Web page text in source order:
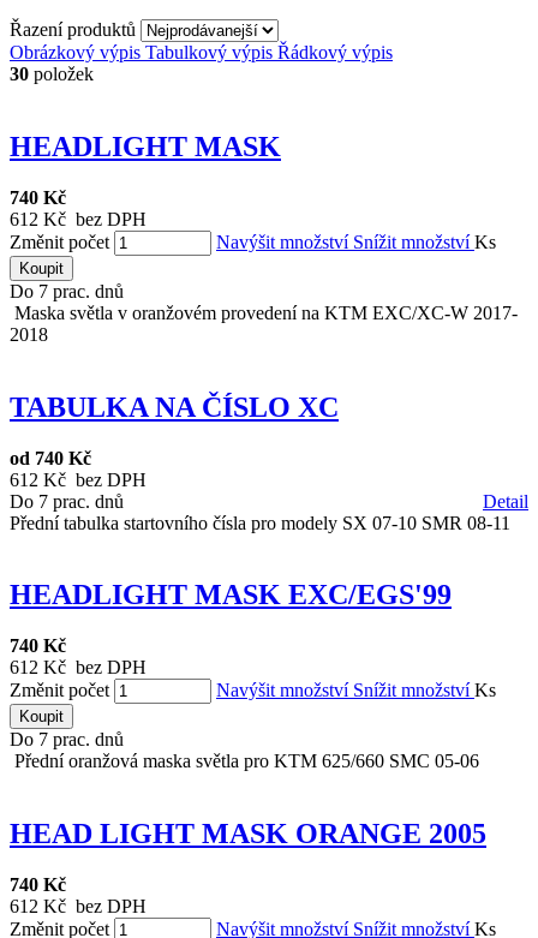
Řazení produktů
Obrázkový výpis Tabulkový výpis Řádkový výpis
30 položek
HEADLIGHT MASK
740 Kč
612 Kč bez DPH
Změnit počet
Navýšit množství Snížit množstvíKs
Koupit
Do 7 prac. dnů
Maska světla v oranžovém provedení na KTM EXC/XC-W 2017-
2018
TABULKA NA ČÍSLO XC
od 740 Kč
612 Kč bez DPH
Detail
Do 7 prac. dnů
Přední tabulka startovního čísla pro modely SX 07-10 SMR 08-11
HEADLIGHT MASK EXC/EGS'99
740 Kč
612 Kč bez DPH
Změnit počet
Navýšit množství Snížit množstvíKs
Koupit
Do 7 prac. dnů
Přední oranžová maska světla pro KTM 625/660 SMC 05-06
HEAD LIGHT MASK ORANGE 2005
740 Kč
612 Kč bez DPH
Změnit počet
Navýšit množství Snížit množstvíKs